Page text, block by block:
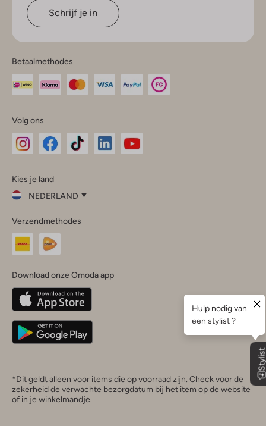
Schrijf je in
Betaalmethodes
Volg ons
InstagramFacebook
Kies je land
NEDERLAND
je
land
Nederland
Belgique(Français)
Deutschland
Verzendmethodes
Download onze Omoda app
*Dit geldt alleen voor items die op voorraad zijn. Check voor de
zekerheid de verwachte bezorgdatum bij het item op de website
of in je winkelmandje.